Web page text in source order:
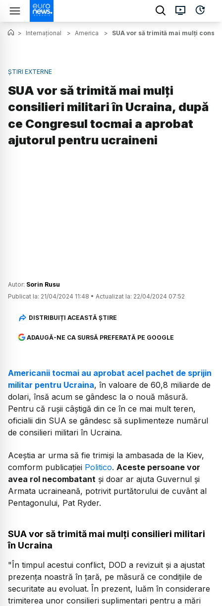
> Internațional > America > SUA vor să trimită mai mulți
ȘTIRI EXTERNE
SUA vor să trimită mai mulți
consilieri militari în Ucraina, după
ce Congresul tocmai a aprobat
ajutorul pentru ucraineni
Autor: Sorin Rusu
Publicat la: 21/04/2024 11:48 • Actualizat la: 22/04/2024 07:52
DISTRIBUIȚI ACEASTĂ ȘTIRE
ADAUGĂ-NE CA SURSĂ PREFERATĂ PE GOOGLE
Americanii tocmai au aprobat acel pachet de sprijin
militar pentru Ucraina, în valoare de 60,8 miliarde de
dolari, însă acum se gândesc la o nouă măsură.
Pentru că rușii câștigă din ce în ce mai mult teren,
oficialii din SUA se gândesc să suplimenteze numărul
de consilieri militari în Ucraina.
Aceștia ar urma să fie trimiși la ambasada de la Kiev,
comform publicației Politico. Aceste persoane vor
avea rol necombatant și doar ar ajuta Guvernul și
Armata ucraineană, potrivit purtătorului de cuvânt al
Pentagonului, Pat Ryder.
SUA vor să trimită mai mulți consilieri militari
în Ucraina
"În timpul acestui conflict, DOD a revizuit și a ajustat
prezența noastră în țară, pe măsură ce condițiile de
securitate au evoluat. În prezent, luăm în considerare
trimiterea unor consilieri suplimentari pentru a mări